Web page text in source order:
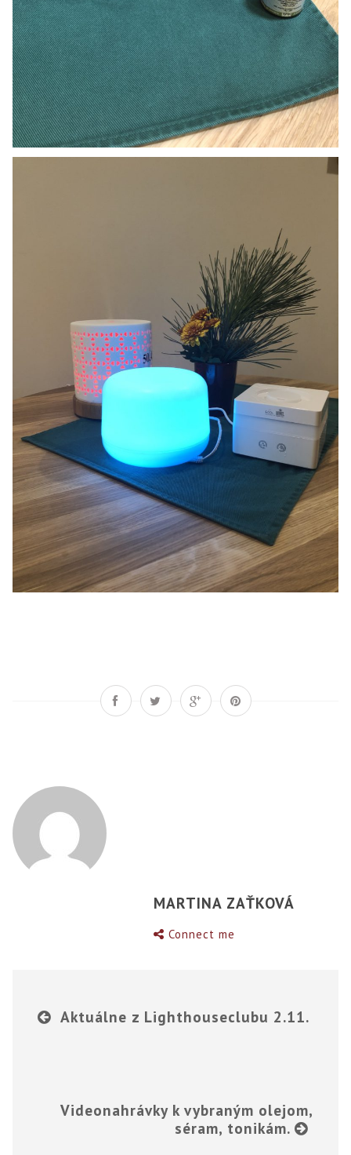
MARTINA ZAŤKOVÁ
Connect me
Aktuálne z Lighthouseclubu 2.11.
Videonahrávky k vybraným olejom,
séram, tonikám.